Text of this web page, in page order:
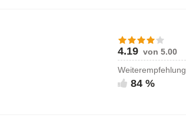
4.19 von 5.00
Weiterempfehlung
84 %